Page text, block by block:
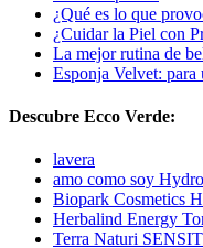
¿Qué es lo que
¿Cuidar la Piel con
La mejor rutina de
Esponja Velvet:
Descubre Ecco Verde:
lavera
amo como soy
Biopark Cosmetics
Herbalind Energy
Terra Naturi